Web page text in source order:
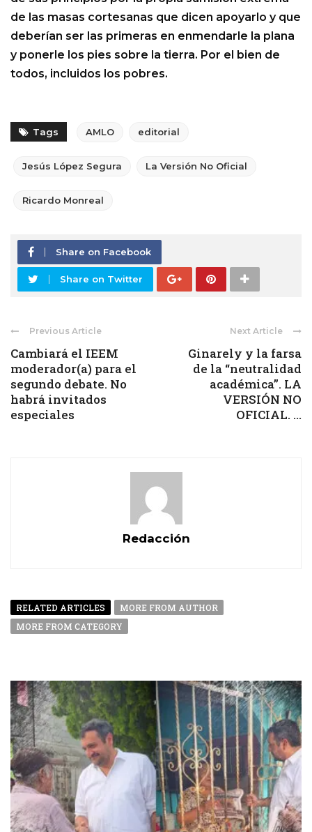
de las masas cortesanas que dicen apoyarlo y que
deberían ser las primeras en enmendarle la plana
y ponerle los pies sobre la tierra. Por el bien de
todos, incluidos los pobres.
Tags AMLO editorial
Jesús López Segura La Versión No Oficial
Ricardo Monreal
Share on Facebook
Share on Twitter
Previous Article
Cambiará el IEEM
moderador(a) para el
segundo debate. No
habrá invitados
especiales
Next Article
Ginarely y la farsa
de la “neutralidad
académica”. LA
VERSIÓN NO
OFICIAL. ...
Redacción
RELATED ARTICLES
MORE FROM AUTHOR
MORE FROM CATEGORY